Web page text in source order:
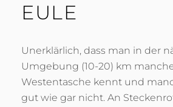
EULE
Unerklärlich, dass man in der
Umgebung (10-20) km
Westentasche kennt und
gut wie gar nicht. An